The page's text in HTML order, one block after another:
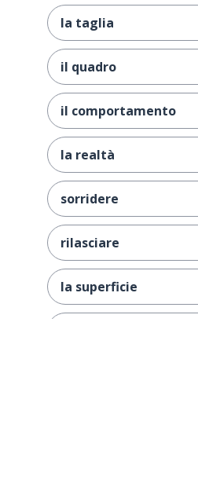
la taglia
il quadro
il comportamento
la realtà
sorridere
rilasciare
la superficie